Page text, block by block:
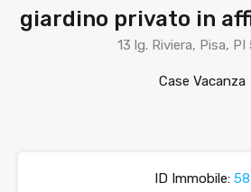
giardino privato in
13 lg. Riviera, Pisa, PI
Case Vacanza
ID Immobile: 58